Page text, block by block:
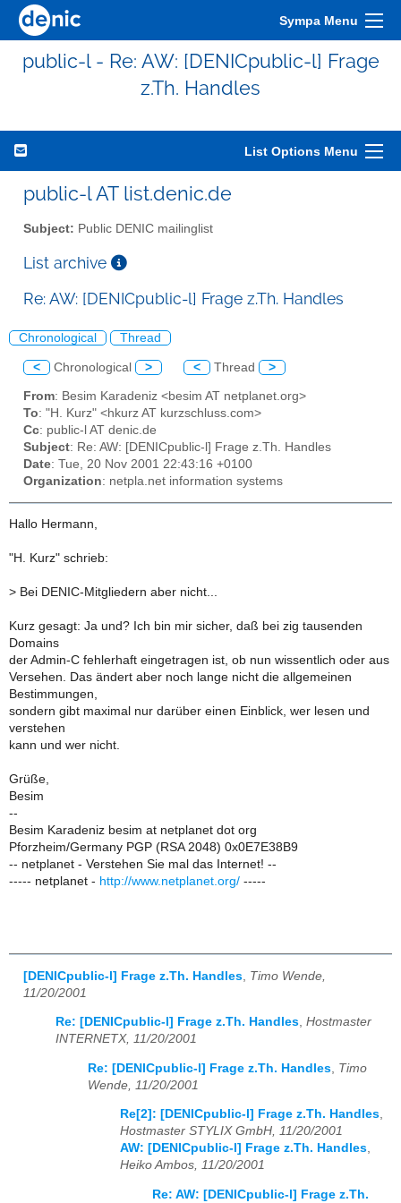
Sympa Menu
public-l - Re: AW: [DENICpublic-l] Frage
z.Th. Handles
List Options Menu
public-l AT list.denic.de
Subject: Public DENIC mailinglist
List archive
Re: AW: [DENICpublic-l] Frage z.Th. Handles
Chronological Thread
< Chronological > < Thread >
From: Besim Karadeniz <besim AT netplanet.org>
To: "H. Kurz" <hkurz AT kurzschluss.com>
Cc: public-l AT denic.de
Subject: Re: AW: [DENICpublic-l] Frage z.Th. Handles
Date: Tue, 20 Nov 2001 22:43:16 +0100
Organization: netpla.net information systems
Hallo Hermann,
"H. Kurz" schrieb:
> Bei DENIC-Mitgliedern aber nicht...
Kurz gesagt: Ja und? Ich bin mir sicher, daß bei zig tausenden
Domains
der Admin-C fehlerhaft eingetragen ist, ob nun wissentlich oder aus
Versehen. Das ändert aber noch lange nicht die allgemeinen
Bestimmungen,
sondern gibt maximal nur darüber einen Einblick, wer lesen und
verstehen
kann und wer nicht.
Grüße,
Besim
--
Besim Karadeniz besim at netplanet dot org
Pforzheim/Germany PGP (RSA 2048) 0x0E7E38B9
-- netplanet - Verstehen Sie mal das Internet! --
----- netplanet - http://www.netplanet.org/ -----
[DENICpublic-l] Frage z.Th. Handles Timo Wende,
11/20/2001
Re: [DENICpublic-l] Frage z.Th. Handles, Hostmaster
INTERNETX, 11/20/2001
Re: [DENICpublic-l] Frage z.Th. Handles Timo
Wende, 11/20/2001
Re[2]: [DENICpublic-l] Frage z.Th. Handles,
Hostmaster STYLIX GmbH, 11/20/2001
AW: [DENICpublic-l] Frage z.Th. Handles,
Heiko Ambos, 11/20/2001
Re: AW: [DENICpublic-l] Frage z.Th.